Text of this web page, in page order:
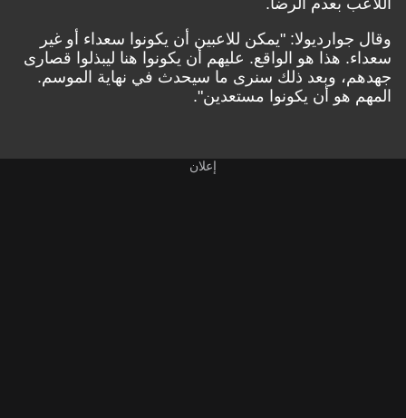
اللاعب بعدم الرضا.
وقال جوارديولا: "يمكن للاعبين أن يكونوا سعداء أو غير
سعداء. هذا هو الواقع. عليهم أن يكونوا هنا ليبذلوا قصارى
جهدهم، وبعد ذلك سنرى ما سيحدث في نهاية الموسم.
المهم هو أن يكونوا مستعدين".